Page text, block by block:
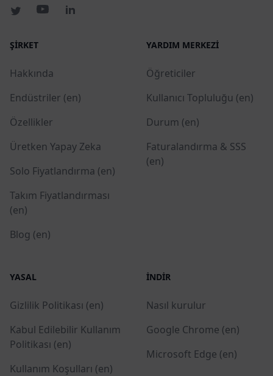
ŞIRKET
Hakkında
Endüstriler (en)
Özellikler
Üretken Yapay Zeka
Solo Fiyatlandırma (en)
Takım Fiyatlandırması
(en)
Blog (en)
YARDIM MERKEZI
Öğreticiler
Kullanıcı Topluluğu (en)
Durum (en)
Faturalandırma & SSS
(en)
YASAL
Gizlilik Politikası (en)
Kabul Edilebilir Kullanım
Politikası (en)
Kullanım Koşulları (en)
İNDIR
Nasıl kurulur
Google Chrome (en)
Microsoft Edge (en)